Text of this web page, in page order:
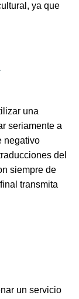
ya que
una
seriamente a
negativo
del
siempre de
transmita
un servicio